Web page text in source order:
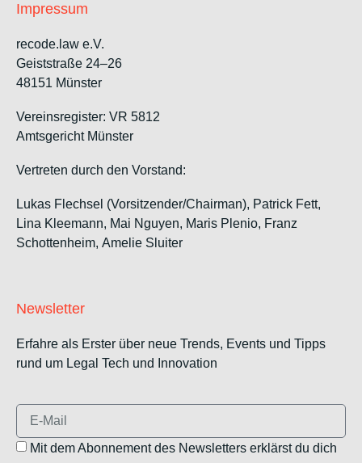
Impressum
recode.law e.V.
Geiststraße 24–26
48151 Münster
Vereinsregister: VR 5812
Amtsgericht Münster
Vertreten durch den Vorstand:
Lukas Flechsel (Vorsitzender/Chairman), Patrick Fett,
Lina Kleemann, Mai Nguyen, Maris Plenio, Franz
Schottenheim, Amelie Sluiter
Newsletter
Erfahre als Erster über neue Trends, Events und Tipps
rund um Legal Tech und Innovation
Mit dem Abonnement des Newsletters erklärst du dich